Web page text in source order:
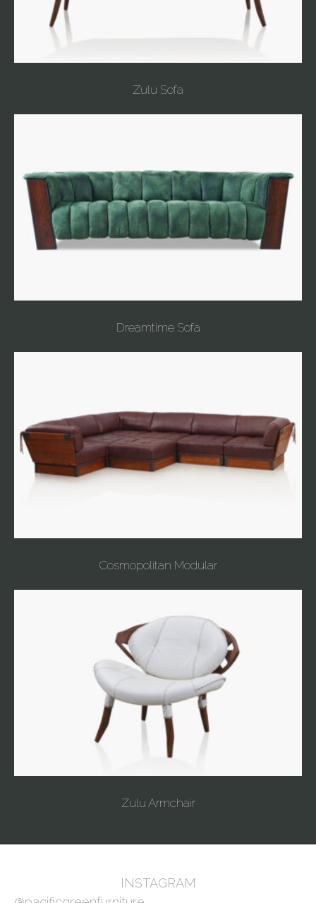
Zulu Sofa
Dreamtime Sofa
Cosmopolitan Modular
Zulu Armchair
INSTAGRAM